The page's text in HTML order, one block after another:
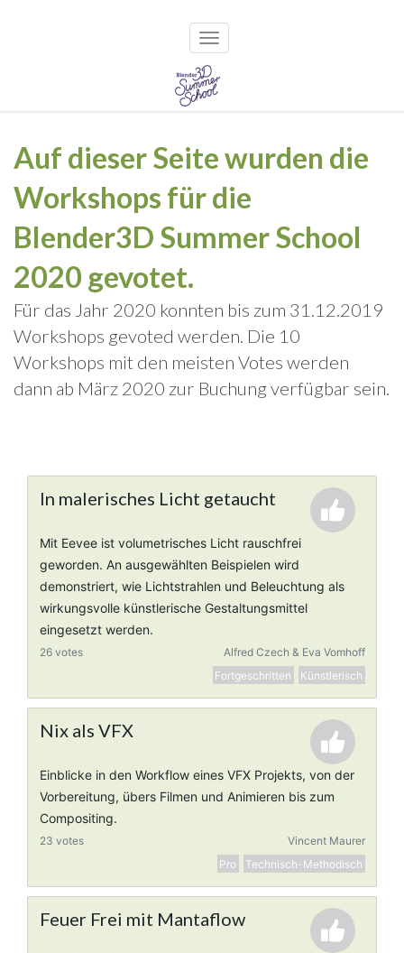
Toggle navigation
content
Auf dieser Seite wurden die
Workshops für die
Blender3D Summer School
2020 gevotet.
Für das Jahr 2020 konnten bis zum 31.12.2019
Workshops gevoted werden. Die 10
Workshops mit den meisten Votes werden
dann ab März 2020 zur Buchung verfügbar sein.
In malerisches Licht getaucht
Mit Eevee ist volumetrisches Licht rauschfrei
geworden. An ausgewählten Beispielen wird
demonstriert, wie Lichtstrahlen und Beleuchtung als
wirkungsvolle künstlerische Gestaltungsmittel
eingesetzt werden.
26 votes
Alfred Czech & Eva Vomhoff
Fortgeschritten
Künstlerisch
Nix als VFX
Einblicke in den Workflow eines VFX Projekts, von der
Vorbereitung, übers Filmen und Animieren bis zum
Compositing.
23 votes
Vincent Maurer
Pro
Technisch-Methodisch
Feuer Frei mit Mantaflow